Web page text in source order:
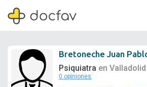
Bretoneche Juan
Psiquiatra en Valladolid
0 opiniones